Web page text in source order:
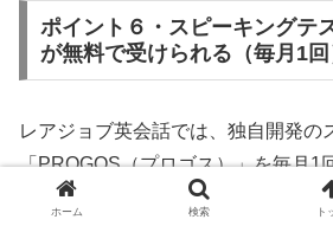
ポイント６・スピーキングテ
が無料で受けられる（毎月1回
レアジョブ英会話では、独自開発の
「PROGOS（プロゴス）」を毎月1
ができます。
ホーム 検索 ト